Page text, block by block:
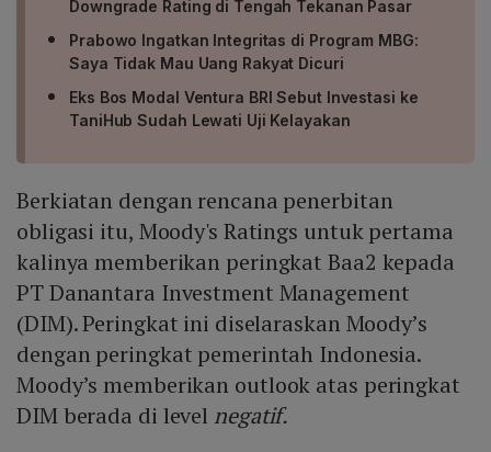
Downgrade Rating di Tengah Tekanan Pasar
Prabowo Ingatkan Integritas di Program MBG:
Saya Tidak Mau Uang Rakyat Dicuri
Eks Bos Modal Ventura BRI Sebut Investasi ke
TaniHub Sudah Lewati Uji Kelayakan
Berkiatan dengan rencana penerbitan
obligasi itu, Moody's Ratings untuk pertama
kalinya memberikan peringkat Baa2 kepada
PT Danantara Investment Management
(DIM). Peringkat ini diselaraskan Moody’s
dengan peringkat pemerintah Indonesia.
Moody’s memberikan outlook atas peringkat
DIM berada di level negatif.